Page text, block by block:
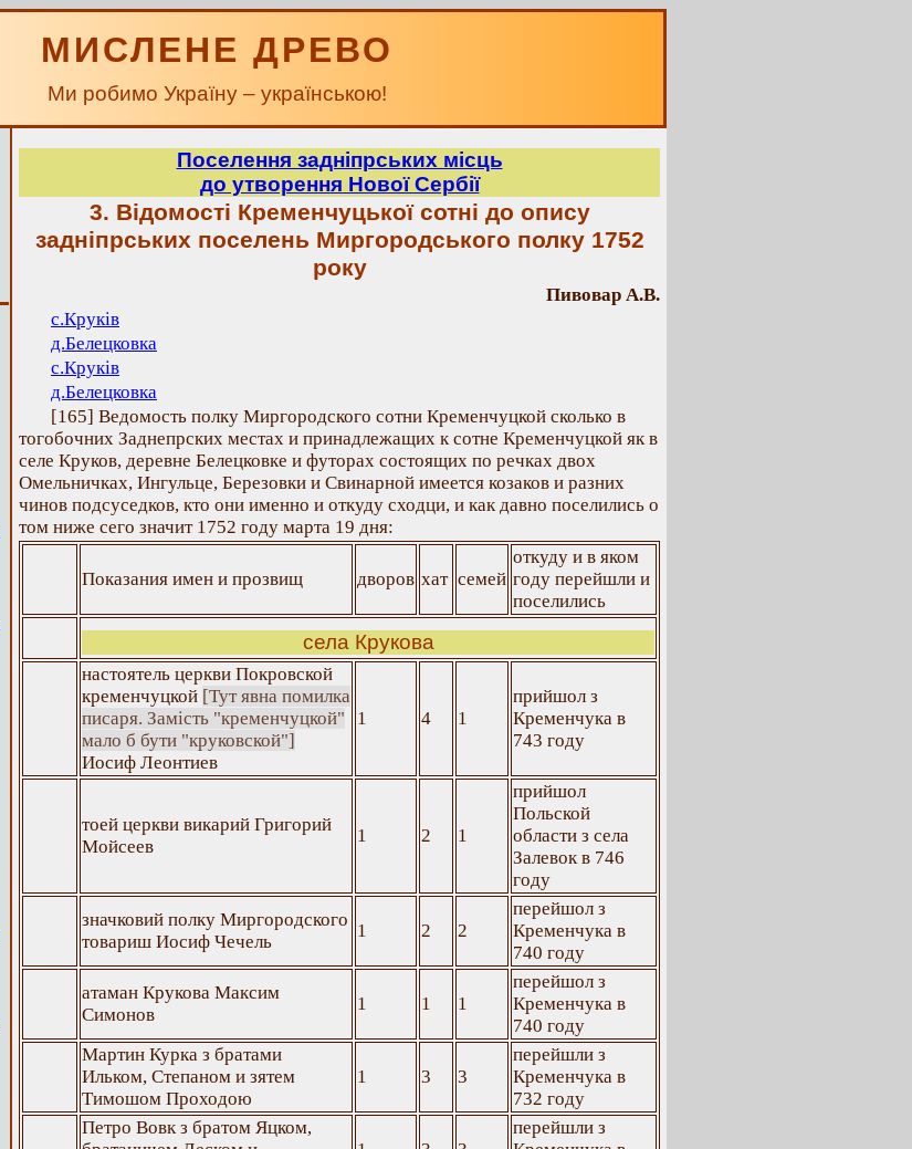
МИСЛЕНЕ ДРЕВО
Ми робимо Україну – українською!
Поселення задніпрських місць
до утворення Нової Сербії
3. Відомості Кременчуцької сотні до опису
задніпрських поселень Миргородського полку 1752
року
Пивовар А.В.
с.Круків
д.Белецковка
с.Круків
д.Белецковка
[165] Ведомость полку Миргородского сотни Кременчуцкой сколько в
тогобочних Заднепрских местах и принадлежащих к сотне Кременчуцкой як в
селе Круков, деревне Белецковке и футорах состоящих по речках двох
Омельничках, Ингульце, Березовки и Свинарной имеется козаков и разних
чинов подсуседков, кто они именно и откуду сходци, и как давно поселились о
том ниже сего значит 1752 году марта 19 дня:
Показания имен и прозвищ дворов хат семей
откуду и в яком
году перейшли и
поселились
села Крукова
настоятель церкви Покровской
кременчуцкой [Тут явна помилка
писаря. Замість "кременчуцкой"
мало б бути "круковской"]
Иосиф Леонтиев
1 4 1
прийшол з
Кременчука в
743 году
тоей церкви викарий Григорий
Мойсеев
1 2 1
прийшол
Польской
области з села
Залевок в 746
году
значковий полку Миргородского
товариш Иосиф Чечель
1 2 2
перейшол з
Кременчука в
740 году
атаман Крукова Максим
Симонов
1 1 1
перейшол з
Кременчука в
740 году
Мартин Курка з братами
Ильком, Степаном и зятем
Тимошом Проходою
1 3 3
перейшли з
Кременчука в
732 году
Петро Вовк з братом Яцком,
перейшли з